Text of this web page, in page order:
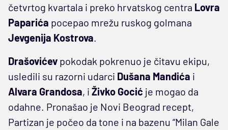
četvrtog kvartala i preko hrvatskog centra Lovra
Paparića pocepao mrežu ruskog golmana
Jevgenija Kostrova.
Drašovićev pokodak pokrenuo je čitavu ekipu,
usledili su razorni udarci Dušana Mandića i
Alvara Grandosa, i Živko Gocić je mogao da
odahne. Pronašao je Novi Beograd recept,
Partizan je počeo da tone i na bazenu “Milan Gale